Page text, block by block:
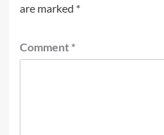
are marked *
Comment *